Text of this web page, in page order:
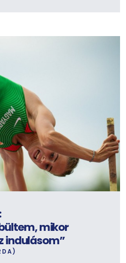
mikor
indulásom”